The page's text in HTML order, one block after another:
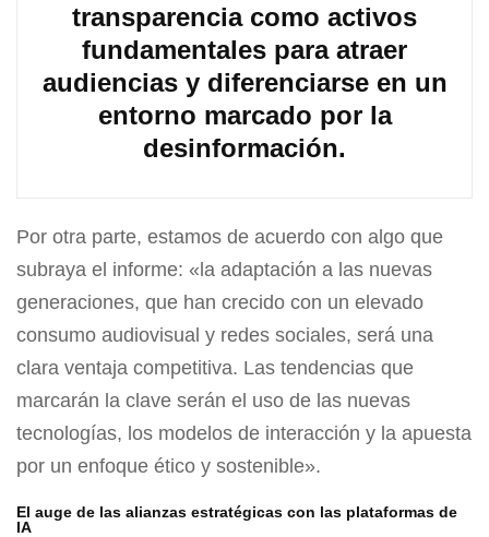
transparencia como activos
fundamentales para atraer
audiencias y diferenciarse en un
entorno marcado por la
desinformación.
Por otra parte, estamos de acuerdo con algo que
subraya el informe: «la adaptación a las nuevas
generaciones, que han crecido con un elevado
consumo audiovisual y redes sociales, será una
clara ventaja competitiva. Las tendencias que
marcarán la clave serán el uso de las nuevas
tecnologías, los modelos de interacción y la apuesta
por un enfoque ético y sostenible».
El auge de las alianzas estratégicas con las plataformas de
IA